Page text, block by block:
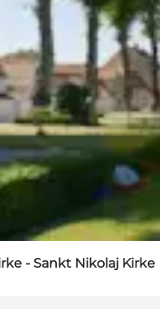
- Sankt Nikolaj Kirke